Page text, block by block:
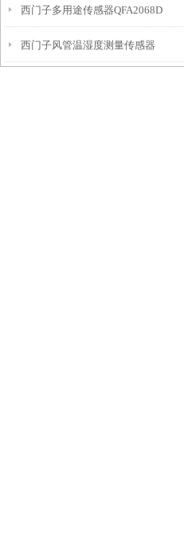
西门子多用途传感器QFA2068D
西门子风管温湿度测量传感器